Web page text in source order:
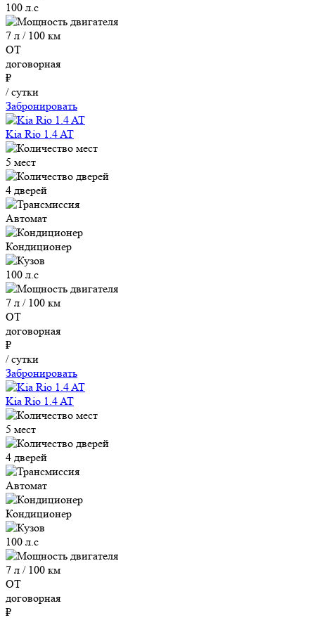
100 л.с
7 л / 100 км
ОТ
договорная
₽
/ сутки
Забронировать
Kia Rio 1.4 AT
5 мест
4 дверей
Автомат
Кондиционер
100 л.с
7 л / 100 км
ОТ
договорная
₽
/ сутки
Забронировать
Kia Rio 1.4 AT
5 мест
4 дверей
Автомат
Кондиционер
100 л.с
7 л / 100 км
ОТ
договорная
₽